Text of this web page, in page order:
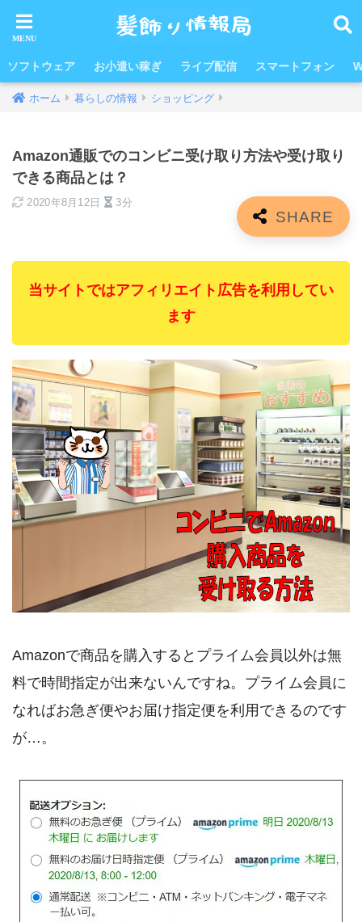
ソフトウェア お小遣い稼ぎ ライブ配信 スマートフォン
ホーム 暮らしの情報 ショッピング
Amazon通販でのコンビニ受け取り方法や受け取り
できる商品とは？
2020年8月12日 3分
当サイトではアフィリエイト広告を利用してい
ます
Amazonで商品を購入するとプライム会員以外は無
料で時間指定が出来ないんですね。プライム会員に
なればお急ぎ便やお届け指定便を利用できるのです
が…。